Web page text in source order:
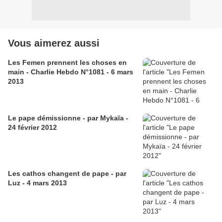
Vous aimerez aussi
Les Femen prennent les choses en
main - Charlie Hebdo N°1081 - 6 mars
2013
Le pape démissionne - par Mykaïa -
24 février 2012
Les cathos changent de pape - par
Luz - 4 mars 2013